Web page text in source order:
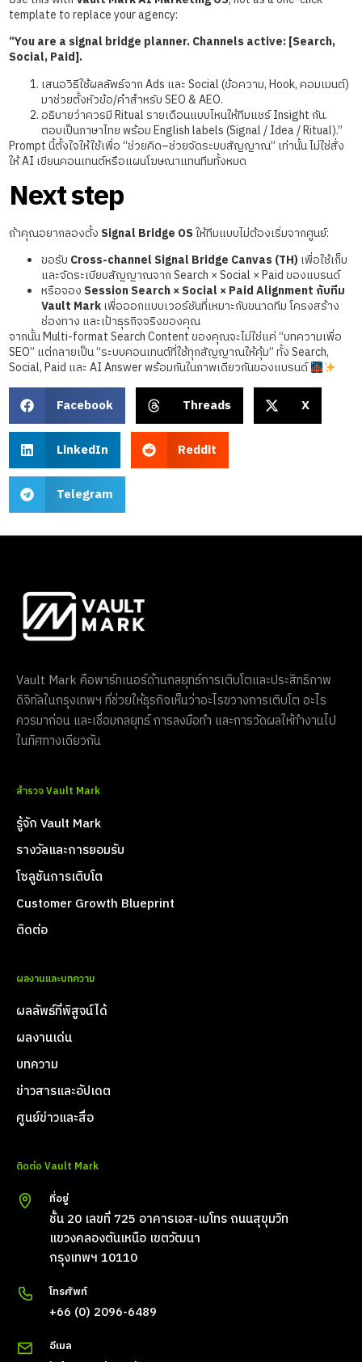
template to replace your agency:
“You are a signal bridge planner. Channels active: [Search,
Social, Paid].
เสนอวิธีใช้ผลลัพธ์จาก Ads และ Social (ข้อความ, Hook, คอมเมนต์)
มาช่วยตั้งหัวข้อ/คำสำหรับ SEO & AEO.
อธิบายว่าควรมี Ritual รายเดือนแบบไหนให้ทีมแชร์ Insight กัน.
ตอบเป็นภาษาไทย พร้อม English labels (Signal / Idea / Ritual).”
Prompt นี้ตั้งใจให้ใช้เพื่อ “ช่วยคิด–ช่วยจัดระบบสัญญาณ” เท่านั้น ไม่ใช่สั่ง
ให้ AI เขียนคอนเทนต์หรือแผนโฆษณาแทนทีมทั้งหมด
Next step
ถ้าคุณอยากลองตั้ง Signal Bridge OSให้ทีมแบบไม่ต้องเริ่มจากศูนย์:
ขอรับ Cross-channel Signal Bridge Canvas (TH)เพื่อใช้เก็บ
และจัดระเบียบสัญญาณจาก Search × Social × Paid ของแบรนด์
หรือจอง Session Search × Social × Paid Alignment กับทีม
Vault Markเพื่อออกแบบเวอร์ชันที่เหมาะกับขนาดทีม โครงสร้าง
ช่องทาง และเป้าธุรกิจจริงของคุณ
จากนั้น Multi-format Search Content ของคุณจะไม่ใช่แค่ “บทความเพื่อ
SEO” แต่กลายเป็น “ระบบคอนเทนต์ที่ใช้ทุกสัญญาณให้คุ้ม” ทั้ง Search,
Social, Paid และ AI Answer พร้อมกันในภาพเดียวกันของแบรนด์
Facebook Threads X
LinkedIn Reddit
Telegram
Vault Mark คือพาร์ทเนอร์ด้านกลยุทธ์การเติบโตและประสิทธิภาพ
ดิจิทัลในกรุงเทพฯ ที่ช่วยให้ธุรกิจเห็นว่าอะไรขวางการเติบโต อะไร
ควรมาก่อน และเชื่อมกลยุทธ์ การลงมือทำ และการวัดผลให้ทำงานไป
ในทิศทางเดียวกัน
สำรวจ Vault Mark
รู้จัก Vault Mark
รางวัลและการยอมรับ
โซลูชันการเติบโต
Customer Growth Blueprint
ติดต่อ
ผลงานและบทความ
ผลลัพธ์ที่พิสูจน์ได้
ผลงานเด่น
บทความ
ข่าวสารและอัปเดต
ศูนย์ข่าวและสื่อ
ติดต่อ Vault Mark
ที่อยู่
ชั้น 20 เลขที่ 725 อาคารเอส-เมโทร ถนนสุขุมวิท
แขวงคลองตันเหนือ เขตวัฒนา
กรุงเทพฯ 10110
โทรศัพท์
+66 (0) 2096-6489
อีเมล